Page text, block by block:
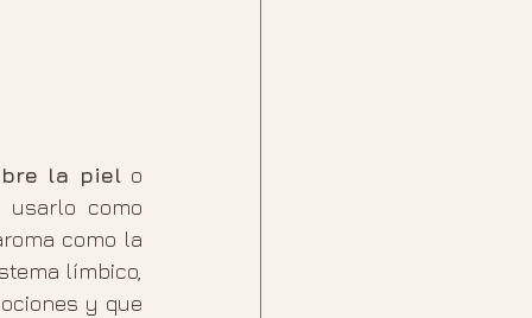
la piel o
usarlo como
como la
límbico,
y que